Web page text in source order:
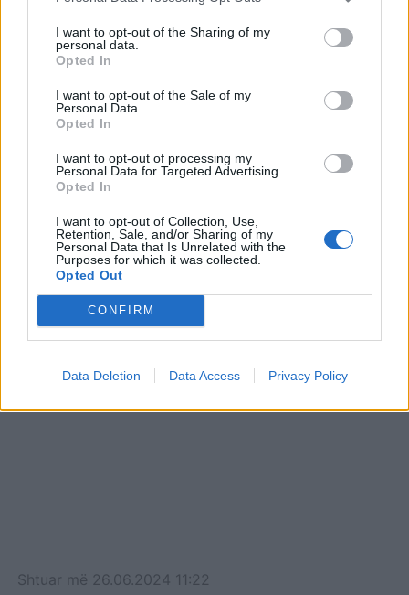
I want to opt-out of the Sharing of my
personal data.
Opted In
I want to opt-out of the Sale of my
Personal Data.
Opted In
I want to opt-out of processing my
Personal Data for Targeted Advertising.
Opted In
I want to opt-out of Collection, Use,
Retention, Sale, and/or Sharing of my
Personal Data that Is Unrelated with the
Purposes for which it was collected.
Opted Out
CONFIRM
Data Deletion Data Access Privacy Policy
‘parajsë’ me kosto të ulët
dhe trashëgimia historike
Shalës: Atraksioni turistik
Rama ndan pamjet nga
Lumi i Shalës: Deri para
sekret, sot ofron një
buqete fantastike
përvojash
Shtuar më 26.06.2024 11:22